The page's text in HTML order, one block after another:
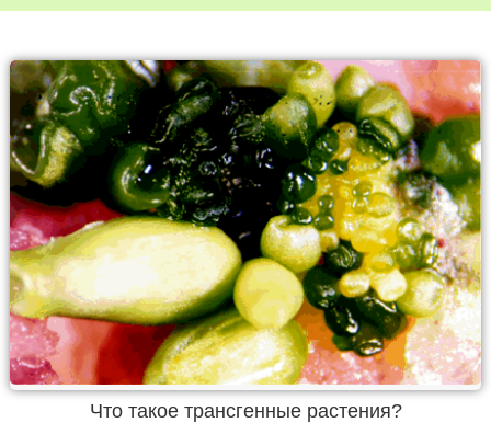
Что такое трансгенные растения?